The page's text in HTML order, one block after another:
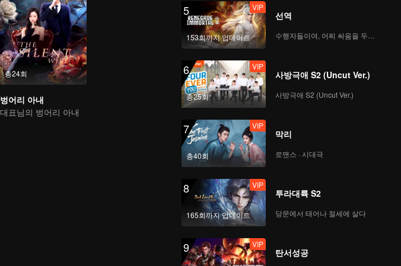
총24회
벙어리 아내
대표님의 벙어리 아내
5
153회까지 업데이트
VIP
선역
6
총25회
VIP
사방극애 S2 (Uncut Ver.)
사방극애 S2 (Uncut Ver.)
7
총40회
VIP
막리
로맨스 · 시대극
8
165회까지 업데이트
VIP
투라대륙 S2
당문에서 태어나 절세에 살다
9 VIP
탄서성공